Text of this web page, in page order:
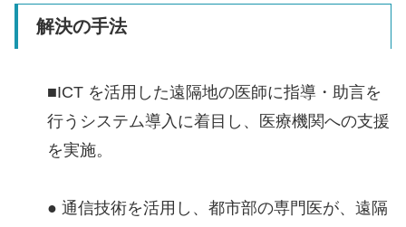
解決の手法
■ICT を活用した遠隔地の医師に指導・助言を
行うシステム導入に着目し、医療機関への支援
を実施。
● 通信技術を活用し、都市部の専門医が、遠隔